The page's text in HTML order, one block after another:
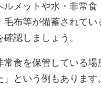
ルメットや水・非常
毛布等が備蓄されて
認しましょう。
常食を保管している
」という例もありま